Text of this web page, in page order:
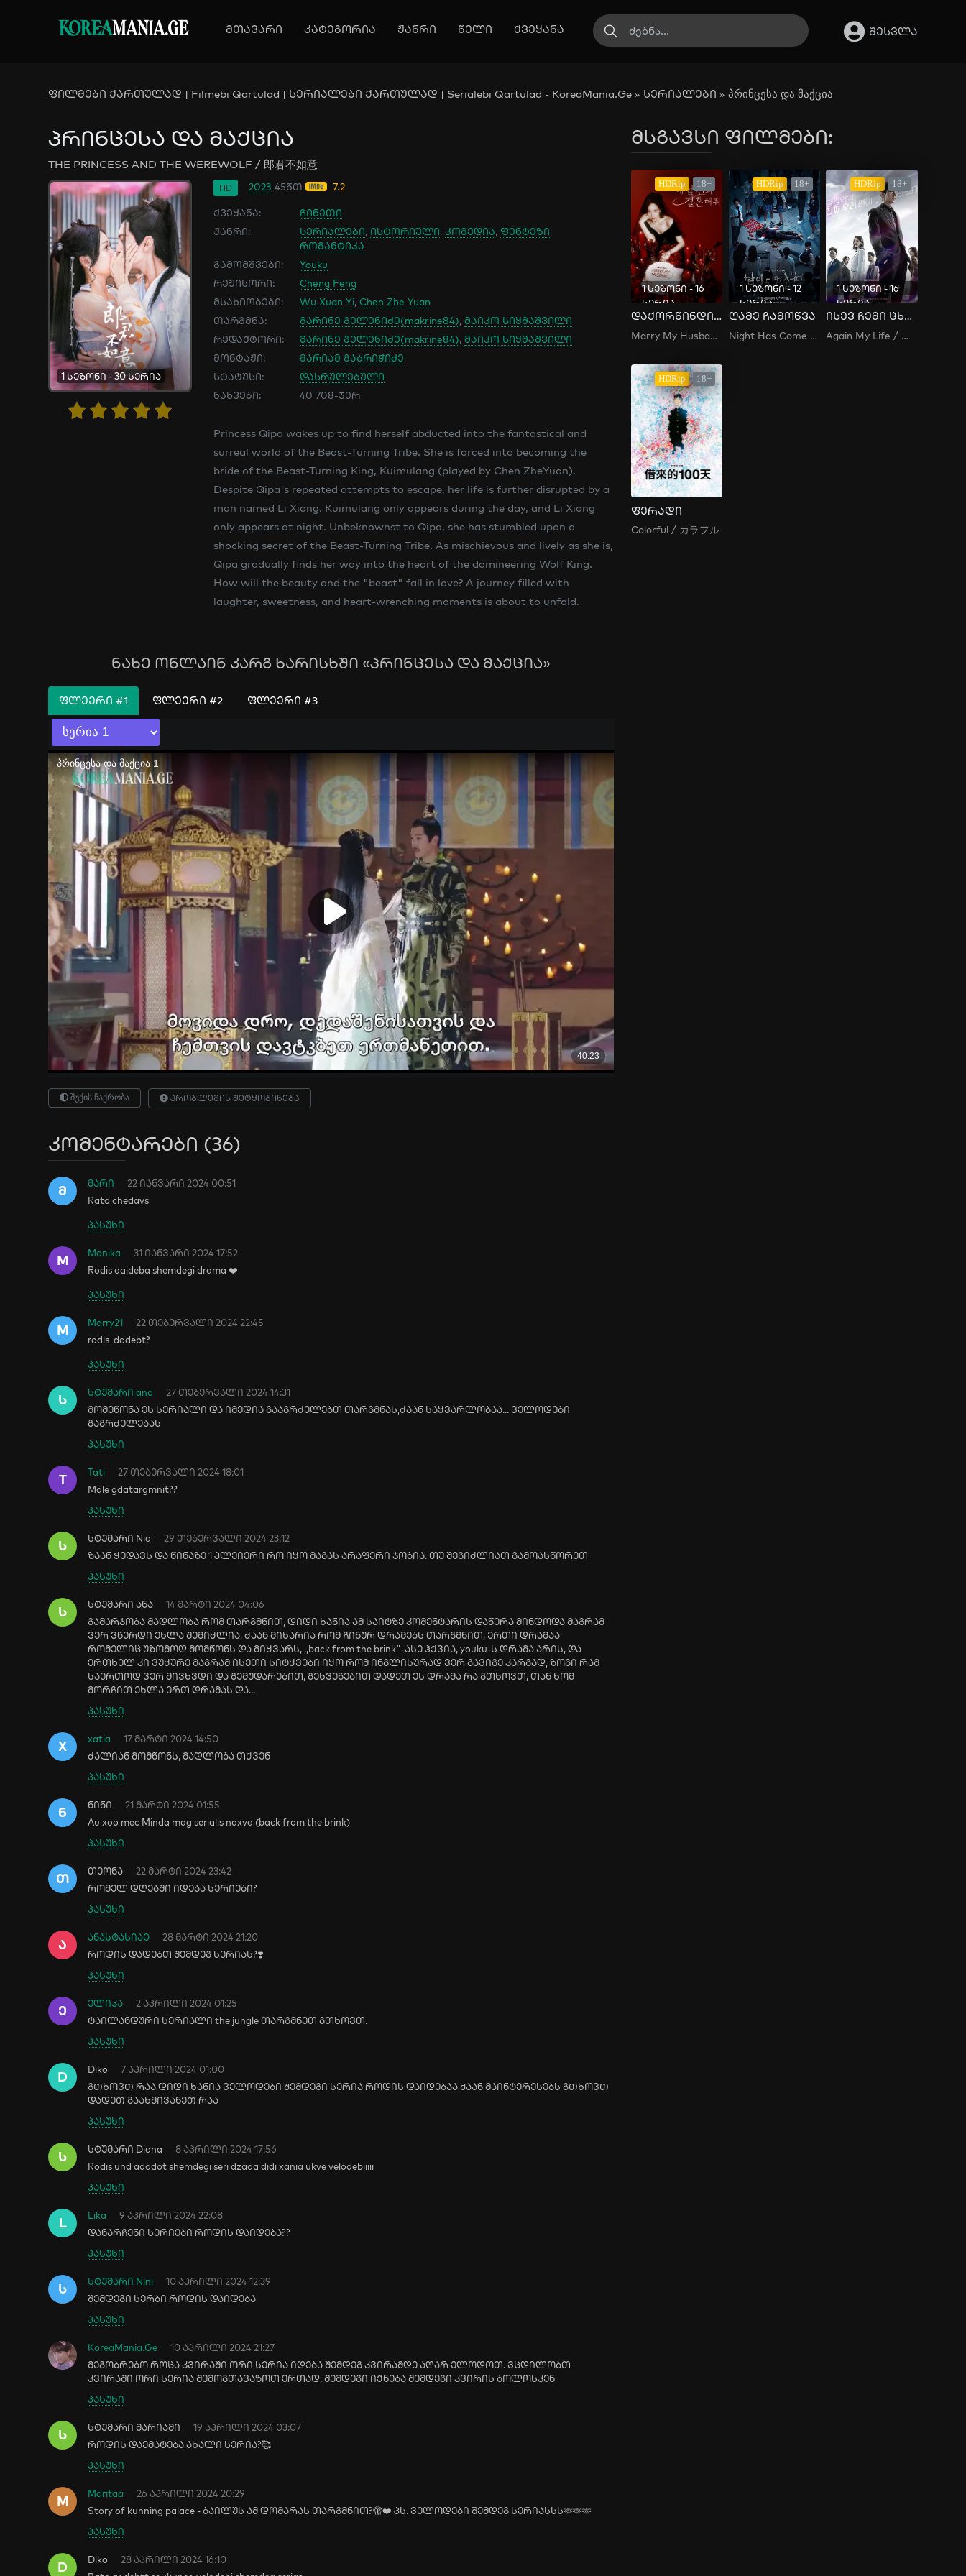
KOREAMANIA.GE მთავარი კატეგორია ჟანრი წელი ქვეყანა შესვლა
ფილმები ქართულად | Filmebi Qartulad | სერიალები ქართულად | Serialebi Qartulad - KoreaMania.Ge » სერიალები » პრინცესა და მაქცია
პრინცესა და მაქცია
THE PRINCESS AND THE WEREWOLF / 郎君不如意
1 სეზონი - 30 სერია
2023 45წთ
HD 7.2
ქვეყანა:
ჩინეთი
ჟანრი:
სერიალები, ისტორიული, კომედია, ფენტეზი,
რომანტიკა
გამომშვები:
Youku
რეჟისორი:
Cheng Feng
მსახიობები:
Wu Xuan Yi, Chen Zhe Yuan
თარგმნა:
მარინე გელენიძე(makrine84), მაიკო სიყმაშვილი
რედაქტორი:
მარინე გელენიძე(makrine84), მაიკო სიყმაშვილი
მონტაჟი:
მარიამ გაბრიჭიძე
სტატუსი:
დასრულებული
ნახვები:
40 708-ჯერ
Princess Qipa wakes up to find herself abducted into the fantastical and
surreal world of the Beast-Turning Tribe. She is forced into becoming the
bride of the Beast-Turning King, Kuimulang (played by Chen ZheYuan).
Despite Qipa's repeated attempts to escape, her life is further disrupted by a
man named Li Xiong. Kuimulang only appears during the day, and Li Xiong
only appears at night. Unbeknownst to Qipa, she has stumbled upon a
shocking secret of the Beast-Turning Tribe. As mischievous and lively as she is,
Qipa gradually finds her way into the heart of the domineering Wolf King.
How will the beauty and the "beast" fall in love? A journey filled with
laughter, sweetness, and heart-wrenching moments is about to unfold.
ნახე ონლაინ კარგ ხარისხში «პრინცესა და მაქცია»
ᲤᲚᲔᲔᲠᲘ #1 ᲤᲚᲔᲔᲠᲘ #2 ᲤᲚᲔᲔᲠᲘ #3
შუქის ჩაქრობა პრობლემის შეტყობინება
კომენტარები (36)
Მ მარი
22 იანვარი 2024 00:51
Rato chedavs
პასუხი
M Monika
31 იანვარი 2024 17:52
Rodis daideba shemdegi drama ❤️
პასუხი
M Marry21
22 თებერვალი 2024 22:45
rodis dadebt?
პასუხი
Ს სტუმარი ana
27 თებერვალი 2024 14:31
მომეწონა ეს სერიალი და იმედია გააგრძელებთ თარგმნას,ძაან საყვარლობაა... ველოდები
გაგრძელებას
პასუხი
T Tati
27 თებერვალი 2024 18:01
Male gdatargmnit??
პასუხი
Ს სტუმარი Nia
29 თებერვალი 2024 23:12
ზაან ჭედავს და წინაზე 1 პლეიერი რო იყო მაგას არაფერი ჯობია. თუ შეგიძლიათ გამოასწორეთ
პასუხი
Ს სტუმარი ანა
14 მარტი 2024 04:06
გამარჯობა მადლობა რომ თარგმნით, დიდი ხანია ამ საიტზე კომენტარის დაწერა მინდოდა მაგრამ
ვერ ვწერდი ეხლა შემიძლია, ძაან მიხარია რომ ჩინურ დრამებს თარგმნით, ერთი დრამაა
რომელიც უზომოდ მომწონს და მიყვარს, ,,back from the brink"-ასე ჰქვია, youku-ს დრამა არის, და
ერთხელ კი ვუყურე მაგრამ ისეთი სიტყვები იყო რომ ინგლისურად ვერ გავიგე კარგად, ზოგი რამ
საერთოდ ვერ მივხვდი და გემუდარებით, გეხვეწებით დადეთ ეს დრამა რა გთხოვთ, თან ხომ
მორჩით ეხლა ერთ დრამას და...
პასუხი
X xatia
17 მარტი 2024 14:50
ძალიან მომწონს, მადლობა თქვენ
პასუხი
Ნ ნინი
21 მარტი 2024 01:55
Au xoo mec Minda mag serialis naxva (back from the brink)
პასუხი
Თ თეონა
22 მარტი 2024 23:42
რომელ დღებში იდება სერიები?
პასუხი
Ა ანასტასია0
28 მარტი 2024 21:20
როდის დადებთ შემდეგ სერიას?❣️
პასუხი
Ე ელიკა
2 აპრილი 2024 01:25
ტაილანდური სერიალი the jungle თარგმნეთ გთხოვთ.
პასუხი
D Diko
7 აპრილი 2024 01:00
გᲗხოვᲗ რაა დიდი ხანია ველოდები Შემდეგი სერია როდის დაიდებაა Ძაან მაინტერესებს გᲗხოვᲗ
დადეᲗ გაახმივანეᲗ რაა
პასუხი
Ს სტუმარი Diana
8 აპრილი 2024 17:56
Rodis und adadot shemdegi seri dzaaa didi xania ukve velodebiiiii
პასუხი
L Lika
9 აპრილი 2024 22:08
დანარჩენი სერიები როდის დაიდება??
პასუხი
Ს სტუმარი Nini
10 აპრილი 2024 12:39
შემდეგი სერბი როდის დაიდება
პასუხი
KoreaMania.Ge
10 აპრილი 2024 21:27
მეგობრებო როცა კვირაში ორი სერია იდება შემდეგ კვირამდე აღარ ელოდოთ. ვცდილობთ
კვირაში ორი სერია შემოგთავაზოთ ერთად. შემდეგი იქნება შემდეგი კვირის ბოლოსკენ
პასუხი
Ს სტუმარი მარიამი
19 აპრილი 2024 03:07
როდის დაემატება ახალი სერია?🥰
პასუხი
M Maritaa
26 აპრილი 2024 20:29
Story of kunning palace - ბაილუს ამ დომარას თარგმნით?🫣❤️ პს. ველოდები შემდეგ სერიასსს🫶🫶🫶
პასუხი
D Diko
28 აპრილი 2024 16:10
მსგავსი ფილმები:
HDRip 18+
1 სეზონი - 16
სერია
დაქორწინდი ჩემს ქმარზე
Marry My Husband / 내 남편과 결혼해줘
HDRip 18+
1 სეზონი - 12
სერია
ღამე ჩამოწვა
Night Has Come / 밤이 되었습니다 / Bami Doeeossseumnida
HDRip 18+
1 სეზონი - 16
სერია
ისევ ჩემი ცხოვრება
Again My Life / 어게인 마이 라이프
HDRip 18+
ფერადი
Colorful / カラフル